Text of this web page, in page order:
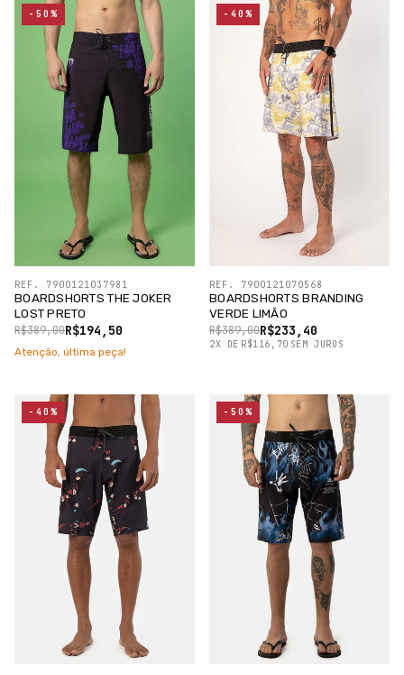
BOARDSHORTS THE JOKER
LOST PRETO
R$194,50
R$389,00
REF. 7900121037981
-50%
Atenção, última peça!
BOARDSHORTS BRANDING
VERDE LIMÃO
R$233,40
R$389,00
2X DE R$116,70 SEM JUROS
REF. 7900121070568
-40%
-40% -50%